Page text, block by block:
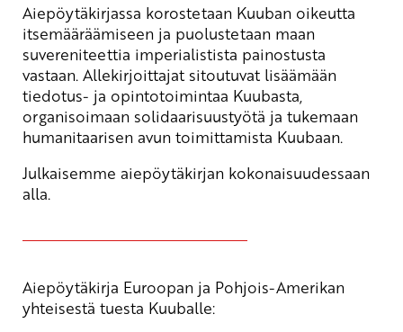
Aiepöytäkirjassa korostetaan Kuuban oikeutta
itsemääräämiseen ja puolustetaan maan
suvereniteettia imperialistista painostusta
vastaan. Allekirjoittajat sitoutuvat lisäämään
tiedotus- ja opintotoimintaa Kuubasta,
organisoimaan solidaarisuustyötä ja tukemaan
humanitaarisen avun toimittamista Kuubaan.
Julkaisemme aiepöytäkirjan kokonaisuudessaan
alla.
Aiepöytäkirja Euroopan ja Pohjois-Amerikan
yhteisestä tuesta Kuuballe: